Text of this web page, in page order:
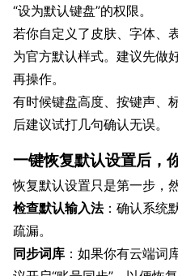
“设为默认键盘”的权限。
若你自定义了皮肤、字体、
为官方默认样式。建议先做
再操作。
有时候键盘高度、按键声、
后建议试打几句确认无误。
一键恢复默认设置后，
恢复默认设置只是第一步，
检查默认输入法：确认系统
疏漏。
同步词库 ：如果你有云端词